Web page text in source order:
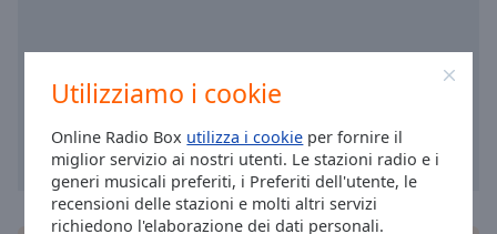
Utilizziamo i cookie
Online Radio Box utilizza i cookie per fornire il
miglior servizio ai nostri utenti. Le stazioni radio e i
generi musicali preferiti, i Preferiti dell'utente, le
recensioni delle stazioni e molti altri servizi
richiedono l'elaborazione dei dati personali.
Family